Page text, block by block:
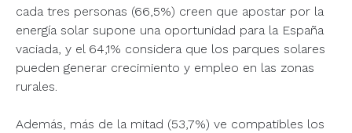
cada tres personas (66,5%) creen que apostar por la
energía solar supone una oportunidad para la España
vaciada, y el 64,1% considera que los parques solares
pueden generar crecimiento y empleo en las zonas
rurales.
Además, más de la mitad (53,7%) ve compatibles los